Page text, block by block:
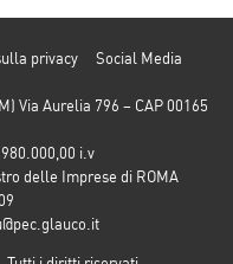
privacy
Social Media
Via Aurelia 796 – CAP 00165
i.v
delle Imprese di ROMA